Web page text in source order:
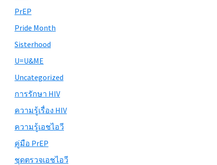
PrEP
Pride Month
Sisterhood
U=U&ME
Uncategorized
การรักษา HIV
ความรู้เรื่อง HIV
ความรู้เอชไอวี
คู่มือ PrEP
ชุดตรวจเอชไอวี